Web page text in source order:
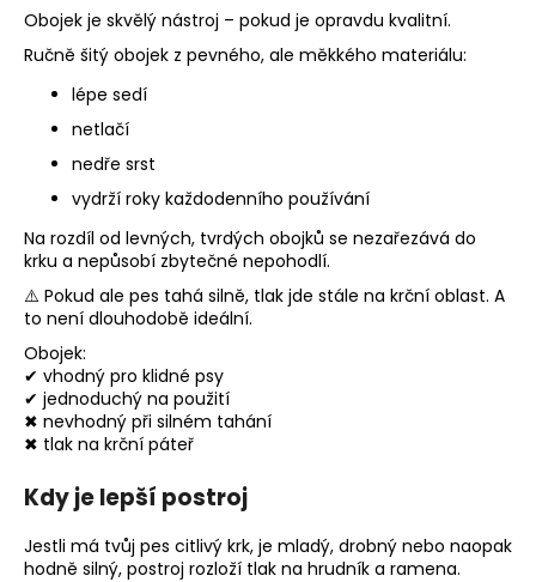
Obojek je skvělý nástroj – pokud je opravdu kvalitní.
Ručně šitý obojek z pevného, ale měkkého materiálu:
lépe sedí
netlačí
nedře srst
vydrží roky každodenního používání
Na rozdíl od levných, tvrdých obojků se nezařezává do
krku a nepůsobí zbytečné nepohodlí.
⚠️ Pokud ale pes tahá silně, tlak jde stále na krční oblast. A
to není dlouhodobě ideální.
Obojek:
✔ vhodný pro klidné psy
✔ jednoduchý na použití
✖ nevhodný při silném tahání
✖ tlak na krční páteř
Kdy je lepší postroj
Jestli má tvůj pes citlivý krk, je mladý, drobný nebo naopak
hodně silný, postroj rozloží tlak na hrudník a ramena.
o
r
u
e
SVATEBNÍ
OBOJEK
KYTIČKAMI
WHITE
550
Kč